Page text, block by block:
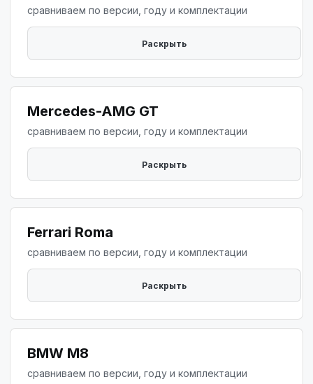
сравниваем по версии, году и комплектации
Mercedes-AMG GT
сравниваем по версии, году и комплектации
Ferrari Roma
сравниваем по версии, году и комплектации
BMW M8
сравниваем по версии, году и комплектации